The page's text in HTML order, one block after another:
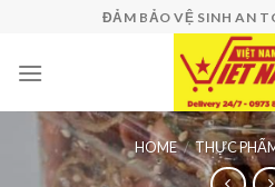
content
ĐẢM BẢO VỆ SINH AN
HOME / THỰC